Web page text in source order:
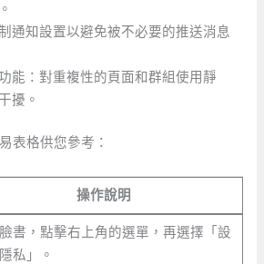
通知設置以避免被不必要的推送消息
能：對重複性的頁面和群組使用靜
擾。
表格供您參考：
操作說明
書，點擊右上角的選單，再選擇「設
私」。